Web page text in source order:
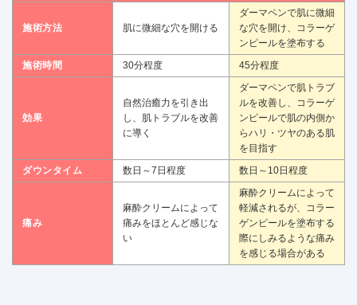
施術方法 肌に微細な穴を開ける
ダーマペンで肌に微細
な穴を開け、コラーゲ
ンピールを塗布する
施術時間
30分程度 45分程度
効果
自然治癒力を引き出
し、肌トラブルを改善
に導く
ダーマペンで肌トラブ
ルを改善し、コラーゲ
ンピールで肌の内側か
らハリ・ツヤのある肌
を目指す
ダウンタイム
数日～7日程度 数日～10日程度
痛み
麻酔クリームによって
痛みをほとんど感じな
い
麻酔クリームによって
軽減されるが、コラー
ゲンピールを塗布する
際にしみるような痛み
を感じる場合がある